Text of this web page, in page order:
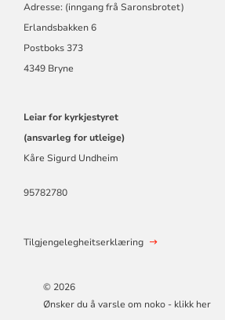
Adresse: (inngang frå Saronsbrotet)
Erlandsbakken 6
Postboks 373
4349 Bryne
Leiar for kyrkjestyret
(ansvarleg for utleige)
Kåre Sigurd Undheim
95782780
Tilgjengelegheitserklæring
© 2026
Ønsker du å varsle om noko - klikk her